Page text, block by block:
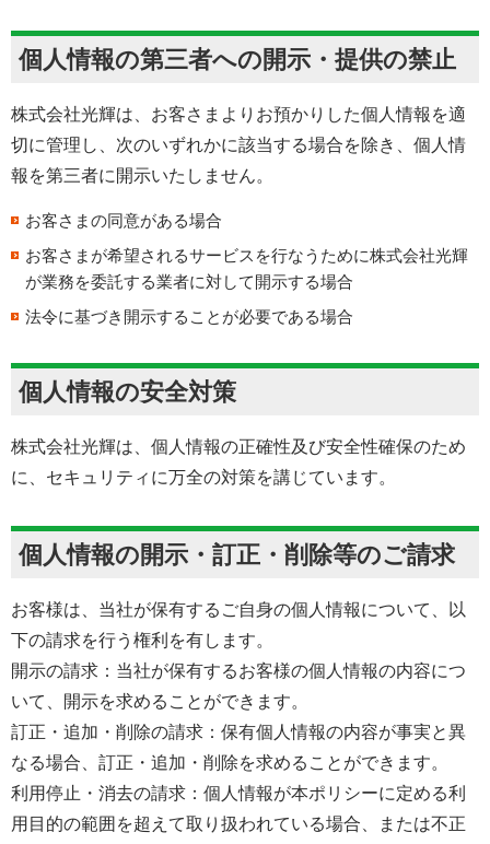
個人情報の第三者への開示・提供の禁止
株式会社光輝は、お客さまよりお預かりした個人情報を適
切に管理し、次のいずれかに該当する場合を除き、個人情
報を第三者に開示いたしません。
お客さまの同意がある場合
お客さまが希望されるサービスを行なうために株式会社光輝
が業務を委託する業者に対して開示する場合
法令に基づき開示することが必要である場合
個人情報の安全対策
株式会社光輝は、個人情報の正確性及び安全性確保のため
に、セキュリティに万全の対策を講じています。
個人情報の開示・訂正・削除等のご請求
お客様は、当社が保有するご自身の個人情報について、以
下の請求を行う権利を有します。
開示の請求：当社が保有するお客様の個人情報の内容につ
いて、開示を求めることができます。
訂正・追加・削除の請求：保有個人情報の内容が事実と異
なる場合、訂正・追加・削除を求めることができます。
利用停止・消去の請求：個人情報が本ポリシーに定める利
用目的の範囲を超えて取り扱われている場合、または不正